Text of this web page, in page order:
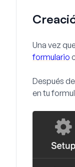
Una vez
formulario
Después
en tu